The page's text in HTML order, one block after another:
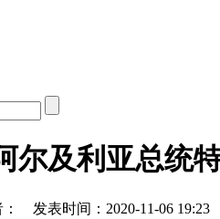
尔及利亚总统
发表时间：2020-11-06 19:23